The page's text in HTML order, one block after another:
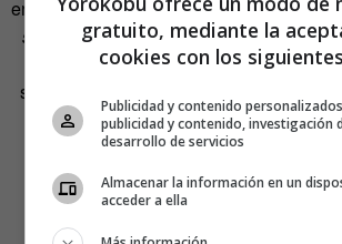
encima de la competición.Commons
sourcing, vaya. No es casualidad que
trabaja con la cultura de red, realizase
seminario en Quito llamado
el texto de Cultura Senda, «implica el
egoísmos, protagonismos,
envidias; males que regularmente
colectivo y a la movilización social».
aprender a escuchar y obedecer
gratuito, mediante la
cookies con los
Publicidad y contenido
publicidad y contenido, investigación
desarrollo de servicios
Almacenar la información en un
acceder a ella